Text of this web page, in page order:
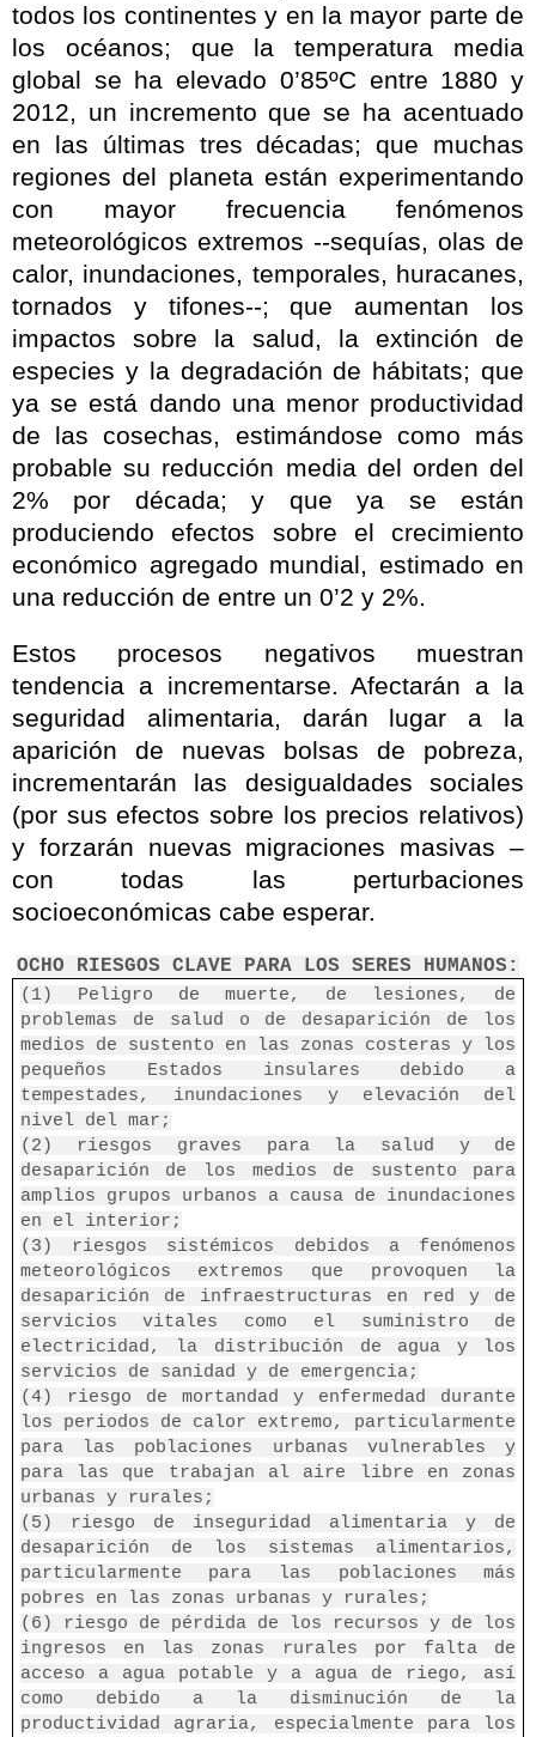
todos los continentes y en la mayor parte de
los océanos; que la temperatura media
global se ha elevado 0’85ºC entre 1880 y
2012, un incremento que se ha acentuado
en las últimas tres décadas; que muchas
regiones del planeta están experimentando
con mayor frecuencia fenómenos
meteorológicos extremos --sequías, olas de
calor, inundaciones, temporales, huracanes,
tornados y tifones--; que aumentan los
impactos sobre la salud, la extinción de
especies y la degradación de hábitats; que
ya se está dando una menor productividad
de las cosechas, estimándose como más
probable su reducción media del orden del
2% por década; y que ya se están
produciendo efectos sobre el crecimiento
económico agregado mundial, estimado en
una reducción de entre un 0’2 y 2%.
Estos procesos negativos muestran
tendencia a incrementarse. Afectarán a la
seguridad alimentaria, darán lugar a la
aparición de nuevas bolsas de pobreza,
incrementarán las desigualdades sociales
(por sus efectos sobre los precios relativos)
y forzarán nuevas migraciones masivas –
con todas las perturbaciones
socioeconómicas cabe esperar.
OCHO RIESGOS CLAVE PARA LOS SERES HUMANOS:
(1) Peligro de muerte, de lesiones, de
problemas de salud o de desaparición de los
medios de sustento en las zonas costeras y los
pequeños Estados insulares debido a
tempestades, inundaciones y elevación del
nivel del mar;
(2) riesgos graves para la salud y de
desaparición de los medios de sustento para
amplios grupos urbanos a causa de inundaciones
en el interior;
(3) riesgos sistémicos debidos a fenómenos
meteorológicos extremos que provoquen la
desaparición de infraestructuras en red y de
servicios vitales como el suministro de
electricidad, la distribución de agua y los
servicios de sanidad y de emergencia;
(4) riesgo de mortandad y enfermedad durante
los periodos de calor extremo, particularmente
para las poblaciones urbanas vulnerables y
para las que trabajan al aire libre en zonas
urbanas y rurales;
(5) riesgo de inseguridad alimentaria y de
desaparición de los sistemas alimentarios,
particularmente para las poblaciones más
pobres en las zonas urbanas y rurales;
(6) riesgo de pérdida de los recursos y de los
ingresos en las zonas rurales por falta de
acceso a agua potable y a agua de riego, así
como debido a la disminución de la
productividad agraria, especialmente para los